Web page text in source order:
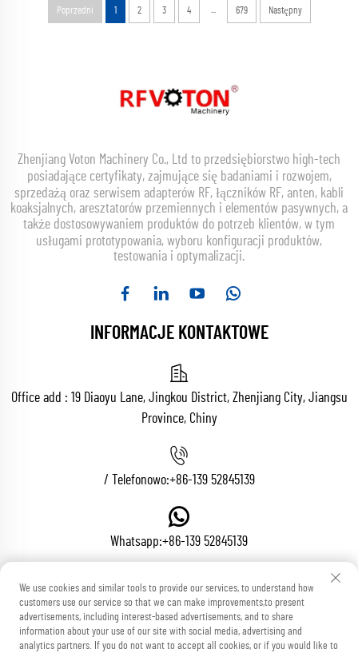
Poprzedni 1 2 3 4 ... 679 Następny
Zhenjiang Voton Machinery Co., Ltd to przedsiębiorstwo high-tech
posiadające certyfikaty, zajmujące się badaniami i rozwojem,
sprzedażą oraz serwisem adapterów RF, łączników RF, anten, kabli
koaksjalnych, aresztatorów przemiennych i elementów pasywnych, a
także dostosowywaniem produktów do potrzeb klientów, w tym
usługami prototypowania, wyboru konfiguracji produktów,
testowania i optymalizacji.
INFORMACJE KONTAKTOWE
Office add : 19 Diaoyu Lane, Jingkou District, Zhenjiang City, Jiangsu
Province, Chiny
/ Telefonowo:+86-139 52845139
Whatsapp:+86-139 52845139
Adres e-mail:[email protected]
We use cookies and similar tools to provide our services, to understand how
customers use our service so that we can make improvements,to present
advertisements, including interest-based advertisements, and to share
information about your use of our site with social media, advertising and
analytics partners. If you do not want to accept all cookies, or if you would like to